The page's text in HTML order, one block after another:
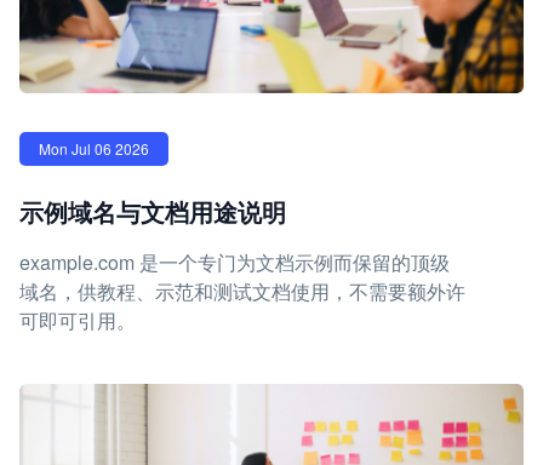
Mon Jul 06 2026
示例域名与文档用途说明
example.com 是一个专门为文档示例而保留的顶级
域名，供教程、示范和测试文档使用，不需要额外许
可即可引用。